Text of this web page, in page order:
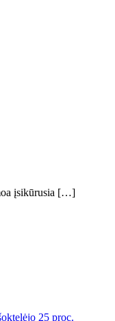
įsikūrusia […]
25 proc.